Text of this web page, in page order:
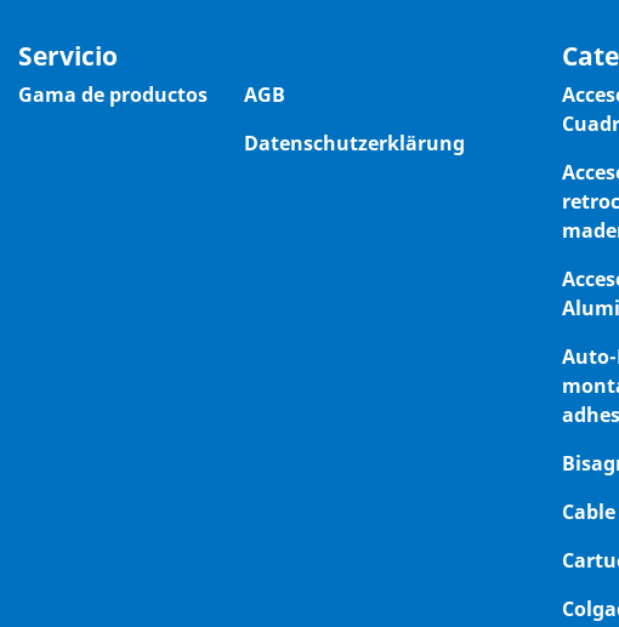
Servicio
Gama de productos
AGB
Datenschutzerklärung